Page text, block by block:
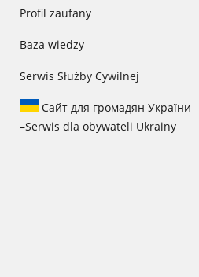
Profil zaufany
Baza wiedzy
Serwis Służby Cywilnej
Сайт для громадян України
–Serwis dla obywateli Ukrainy